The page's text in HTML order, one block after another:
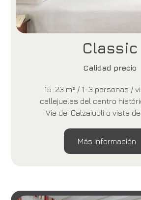
Classic
Calidad precio
15-23 m² / 1-3 personas /
callejuelas del centro
Via dei Calzaiuoli o vista
Más información